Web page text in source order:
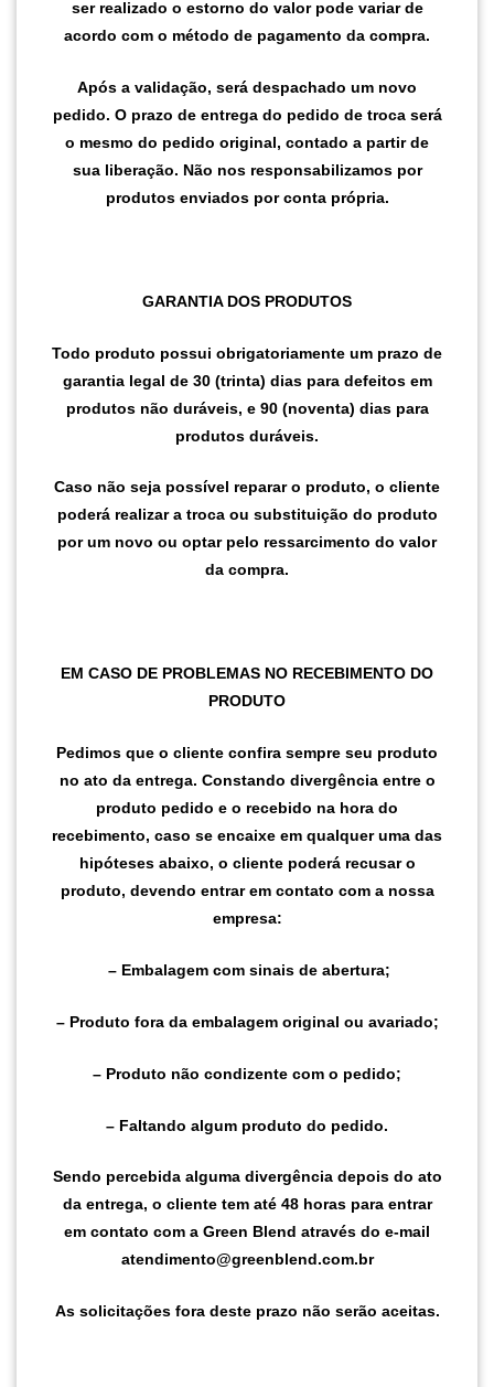
ser realizado o estorno do valor pode variar de
acordo com o método de pagamento da compra.
Após a validação, será despachado um novo
pedido. O prazo de entrega do pedido de troca será
o mesmo do pedido original, contado a partir de
sua liberação. Não nos responsabilizamos por
produtos enviados por conta própria.
GARANTIA DOS PRODUTOS
Todo produto possui obrigatoriamente um prazo de
garantia legal de 30 (trinta) dias para defeitos em
produtos não duráveis, e 90 (noventa) dias para
produtos duráveis.
Caso não seja possível reparar o produto, o cliente
poderá realizar a troca ou substituição do produto
por um novo ou optar pelo ressarcimento do valor
da compra.
EM CASO DE PROBLEMAS NO RECEBIMENTO DO
PRODUTO
Pedimos que o cliente confira sempre seu produto
no ato da entrega. Constando divergência entre o
produto pedido e o recebido na hora do
recebimento, caso se encaixe em qualquer uma das
hipóteses abaixo, o cliente poderá recusar o
produto, devendo entrar em contato com a nossa
empresa:
– Embalagem com sinais de abertura;
– Produto fora da embalagem original ou avariado;
– Produto não condizente com o pedido;
– Faltando algum produto do pedido.
Sendo percebida alguma divergência depois do ato
da entrega, o cliente tem até 48 horas para entrar
em contato com a Green Blend através do e-mail
atendimento@greenblend.com.br
As solicitações fora deste prazo não serão aceitas.